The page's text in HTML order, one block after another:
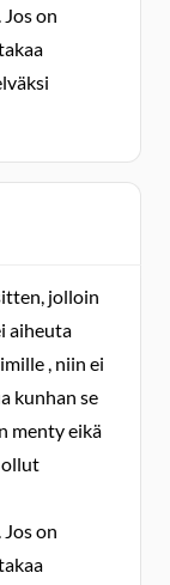
on
jolloin
aiheuta
, niin ei
kunhan se
menty eikä
ollut
on